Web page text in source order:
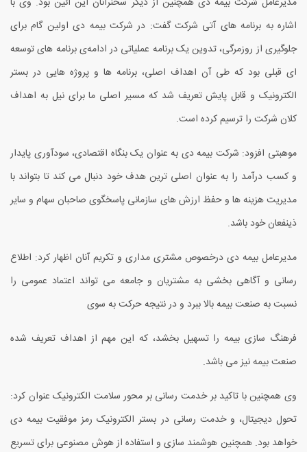
اشاره به برنامه های آتی شرکت گفت: در شرکت بیمه دی اولین گام برای
جلوگیری از روزمرگی، تدوین یک برنامه عملیاتی در ادامه‌ی برنامه های توسعه
ای قبلی بود که طی آن اهداف اصلی، برنامه ها و پروژه هایی در بستر
الکترونیک و قابل پایش تعریف شد که مسیر اصلی ما برای نیل به اهداف
کلان شرکت را ترسیم کرده است.
موهبتی افزود: شرکت بیمه دی به عنوان یک بنگاه اقتصادی، سودآوری پایدار
و کسب درآمد را به عنوان اصلی ترین هدف خود دنبال می کند تا بتواند با
مدیریت هزینه ها و حفظ ارزش های سازمانی پاسخگوی صاحبان سهام و سایر
ذینفعان خود باشد.
مدیرعامل بیمه دی درخصوص مشتری مداری و تکریم آنان اظهار کرد: اطلاع
رسانی و آگاهی بخشی به مشتریان و جامعه می تواند اعتماد عمومی را
نسبت به صنعت بیمه بالا ببرد و در نتیجه حرکت به سوی
فرهنگ سازی بیمه را تسهیل بخشد، که این مهم از اهداف تعریف شده
صنعت بیمه نیز می باشد.
وی همچنین با تاکید بر خدمت رسانی بر محور سلامت الکترونیک عنوان کرد:
تحول دیجیتال، و خدمت رسانی در بستر الکترونیک رمز موفقیت بیمه دی
خواهد بود. همچنین هوشمند سازی و استفاده از هوش مصنوعی برای تسریع